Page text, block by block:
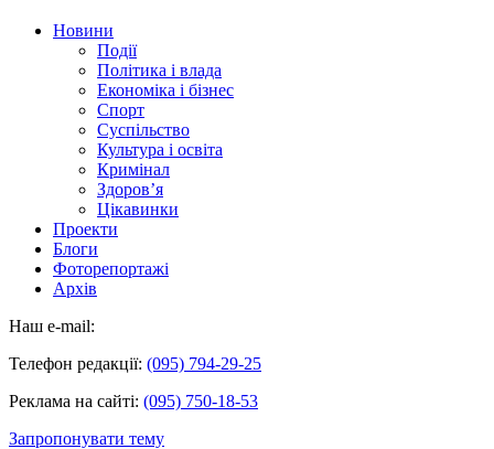
Новини
Події
Політика і влада
Економіка і бізнес
Спорт
Суспільство
Культура і освіта
Кримінал
Здоров’я
Цікавинки
Проекти
Блоги
Фоторепортажі
Архів
Наш e-mail:
Телефон редакції: (095) 794-29-25
Реклама на сайті: (095) 750-18-53
Запропонувати тему